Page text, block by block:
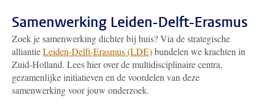
Samenwerking Leiden-Delft-Erasmus
Zoek je samenwerking dichter bij huis? Via de strategische
alliantieLeiden-Delft-Erasmus (LDE)bundelen we krachten in
Zuid-Holland. Lees hier over de multidisciplinaire centra,
gezamenlijke initiatieven en de voordelen van deze
samenwerking voor jouw onderzoek.